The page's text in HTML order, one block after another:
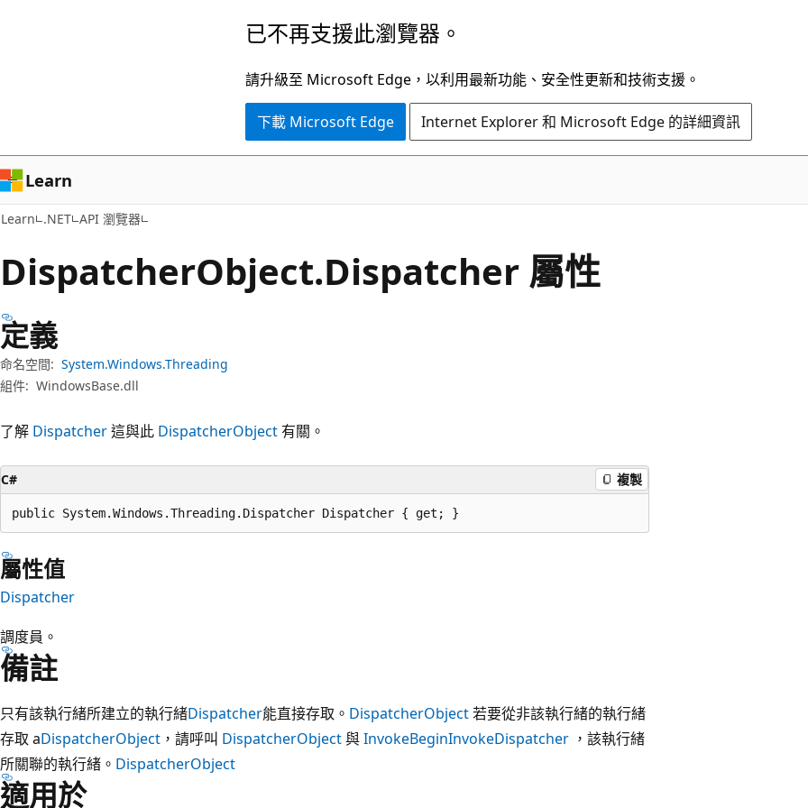
容
導
覽
已不再支援此瀏覽器。
請升級至 Microsoft Edge，以利用最新功能、安全性更新和技術支援。
下載 Microsoft Edge Internet Explorer 和 Microsoft Edge 的詳細資訊
Learn
Learn .NET API 瀏覽器
DispatcherObject.Dispatcher 屬性
定義
命名空間: System.Windows.Threading
組件: WindowsBase.dll
了解 Dispatcher這與此 DispatcherObject 有關。
C# 複製
public System.Windows.Threading.Dispatcher Dispatcher { get; }
屬性值
Dispatcher
調度員。
備註
只有該執行緒所建立的執行緒Dispatcher能直接存取。 DispatcherObject若要從非該執行緒的執行緒
存取 aDispatcherObject ，請呼叫 DispatcherObject與InvokeBeginInvokeDispatcher ，該執行緒
所關聯的執行緒。 DispatcherObject
適用於